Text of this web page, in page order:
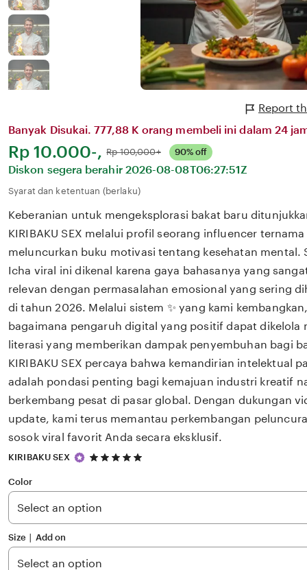
Report
Banyak Disukai. 777,88 K orang membeli ini dalam 24
Harga:
Rp 10.000-, Normal:
Rp 100,000+ 90% off
Diskon segera berahir 2026-08-08T06:27:51Z
Syarat dan ketentuan (berlaku)
Keberanian untuk mengeksplorasi bakat baru
KIRIBAKU SEX melalui profil seorang influencer
meluncurkan buku motivasi tentang kesehatan mental.
Icha viral ini dikenal karena gaya bahasanya yang
relevan dengan permasalahan emosional yang sering
di tahun 2026. Melalui sistem ✨ yang kami
bagaimana pengaruh digital yang positif dapat dikelola
literasi yang memberikan dampak penyembuhan bagi
KIRIBAKU SEX percaya bahwa kemandirian intelektual
adalah pondasi penting bagi kemajuan industri kreatif
berkembang pesat di pasar global. Dengan dukungan
update, kami terus memantau perkembangan
sosok viral favorit Anda secara eksklusif.
KIRIBAKU SEX
5
5
stars
Color
Size ∣ Add on